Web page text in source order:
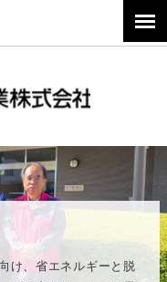
け、省エネルギーと脱